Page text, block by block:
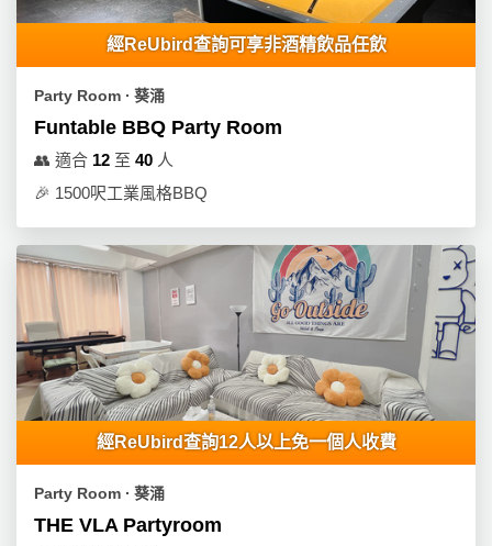
經ReUbird查詢可享非酒精飲品任飲
Party Room ∙ 葵涌
Funtable BBQ Party Room
👥 適合 12 至 40 人
🎉 1500呎工業風格BBQ
經ReUbird查詢12人以上免一個人收費
Party Room ∙ 葵涌
THE VLA Partyroom